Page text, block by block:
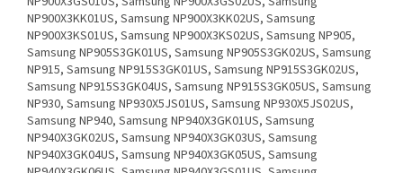
NP900X3KK01US, Samsung NP900X3KK02US, Samsung
NP900X3KS01US, Samsung NP900X3KS02US, Samsung NP905,
Samsung NP905S3GK01US, Samsung NP905S3GK02US, Samsung
NP915, Samsung NP915S3GK01US, Samsung NP915S3GK02US,
Samsung NP915S3GK04US, Samsung NP915S3GK05US, Samsung
NP930, Samsung NP930X5JS01US, Samsung NP930X5JS02US,
Samsung NP940, Samsung NP940X3GK01US, Samsung
NP940X3GK02US, Samsung NP940X3GK03US, Samsung
NP940X3GK04US, Samsung NP940X3GK05US, Samsung